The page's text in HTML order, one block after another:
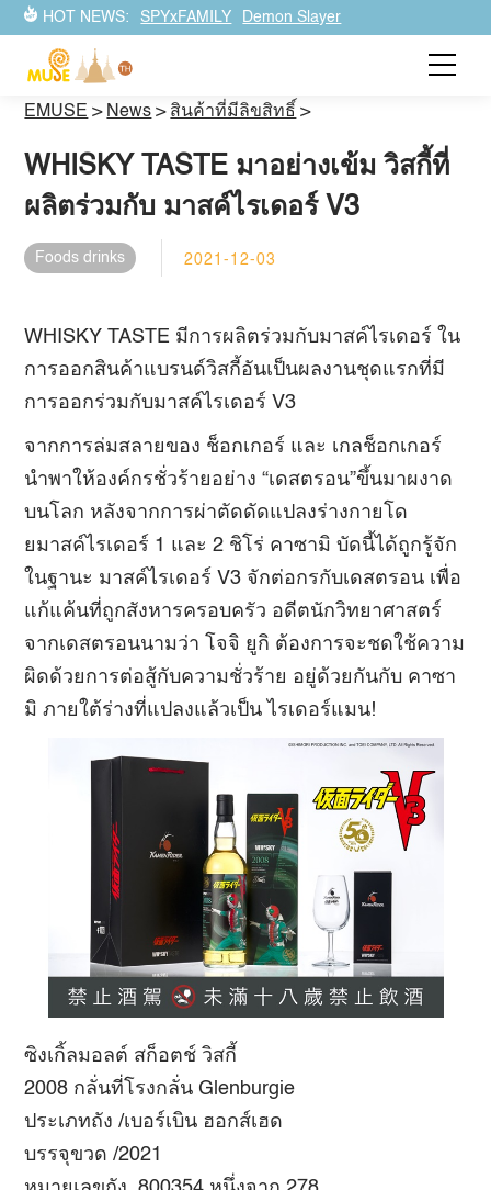
HOT NEWS: SPYxFAMILY Demon Slayer
EMUSE > News > สินค้าที่มีลิขสิทธิ์ >
WHISKY TASTE มาอย่างเข้ม วิสกี้ที่
ผลิตร่วมกับ มาสค์ไรเดอร์ V3
Foods drinks 2021-12-03
WHISKY TASTE มีการผลิตร่วมกับมาสค์ไรเดอร์ ใน
การออกสินค้าแบรนด์วิสกี้อันเป็นผลงานชุดแรกที่มี
การออกร่วมกับมาสค์ไรเดอร์ V3
จากการล่มสลายของ ช็อกเกอร์ และ เกลช็อกเกอร์
นำพาให้องค์กรชั่วร้ายอย่าง “เดสตรอน”ขึ้นมาผงาด
บนโลก หลังจากการผ่าตัดดัดแปลงร่างกายโด
ยมาสค์ไรเดอร์ 1 และ 2 ชิโร่ คาซามิ บัดนี้ได้ถูกรู้จัก
ในฐานะ มาสค์ไรเดอร์ V3 จักต่อกรกับเดสตรอน เพื่อ
แก้แค้นที่ถูกสังหารครอบครัว อดีตนักวิทยาศาสตร์
จากเดสตรอนนามว่า โจจิ ยูกิ ต้องการจะชดใช้ความ
ผิดด้วยการต่อสู้กับความชั่วร้าย อยู่ด้วยกันกับ คาซา
มิ ภายใต้ร่างที่แปลงแล้วเป็น ไรเดอร์แมน!
ซิงเกิ้ลมอลต์ สก็อตช์ วิสกี้
2008 กลั่นที่โรงกลั่น Glenburgie
ประเภทถัง /เบอร์เบิน ฮอกส์เฮด
บรรจุขวด /2021